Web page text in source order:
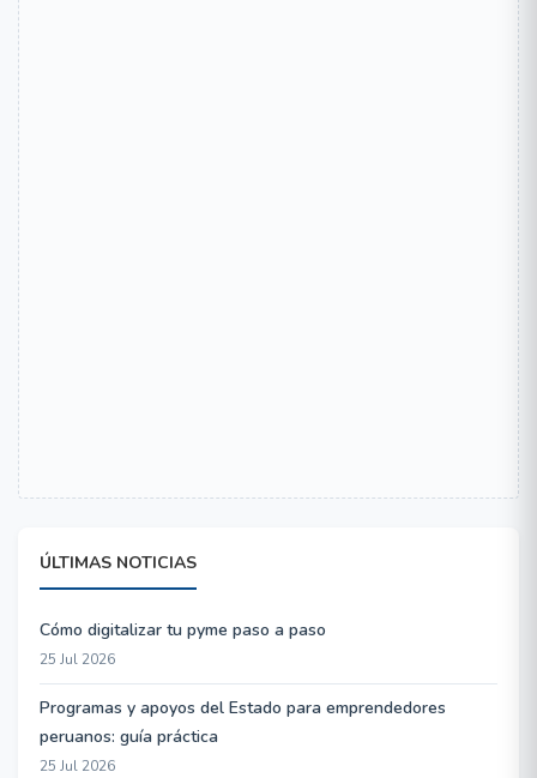
ÚLTIMAS NOTICIAS
Cómo digitalizar tu pyme paso a paso
25 Jul 2026
Programas y apoyos del Estado para emprendedores
peruanos: guía práctica
25 Jul 2026